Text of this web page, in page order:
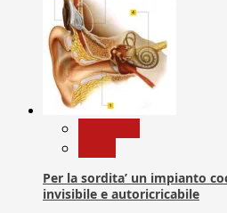
Per la sordita’ un impianto
invisibile e autoricricabile